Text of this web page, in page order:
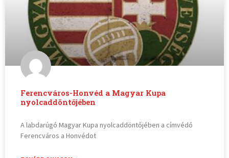
Ferencváros-Honvéd a Magyar Kupa
nyolcaddöntőjében
A labdarúgó Magyar Kupa nyolcaddöntőjében a címvédő
Ferencváros a Honvédot